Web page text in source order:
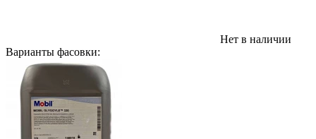
Нет в наличии
Варианты фасовки: